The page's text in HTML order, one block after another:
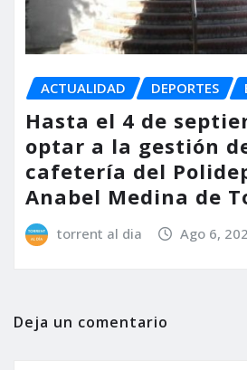
ACTUALIDAD DEPORTES
Hasta el 4 de
optar a la gestión
cafetería del
Anabel Medina de
torrent al dia Ago 6,
Deja un comentario